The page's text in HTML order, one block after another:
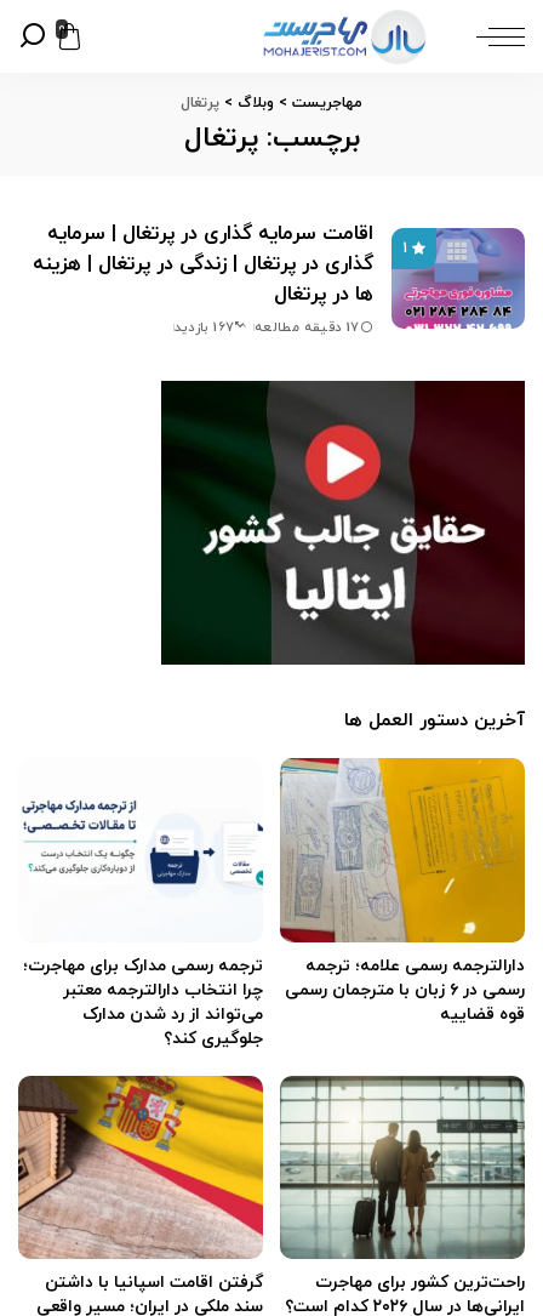
0
مهاجریست > وبلاگ > پرتغال
برچسب:پرتغال
1
اقامت سرمایه گذاری در پرتغال | سرمایه
گذاری در پرتغال | زندگی در پرتغال | هزینه
ها در پرتغال
17 دقیقه مطالعه 167 بازدید
آخرین دستور العمل ها
دارالترجمه رسمی علامه؛ ترجمه
رسمی در ۶ زبان با مترجمان رسمی
قوه قضاییه
ترجمه رسمی مدارک برای مهاجرت؛
چرا انتخاب دارالترجمه معتبر
می‌تواند از رد شدن مدارک
جلوگیری کند؟
راحت‌ترین کشور برای مهاجرت
ایرانی‌ها در سال ۲۰۲۶ کدام است؟
گرفتن اقامت اسپانیا با داشتن
سند ملکی در ایران؛ مسیر واقعی